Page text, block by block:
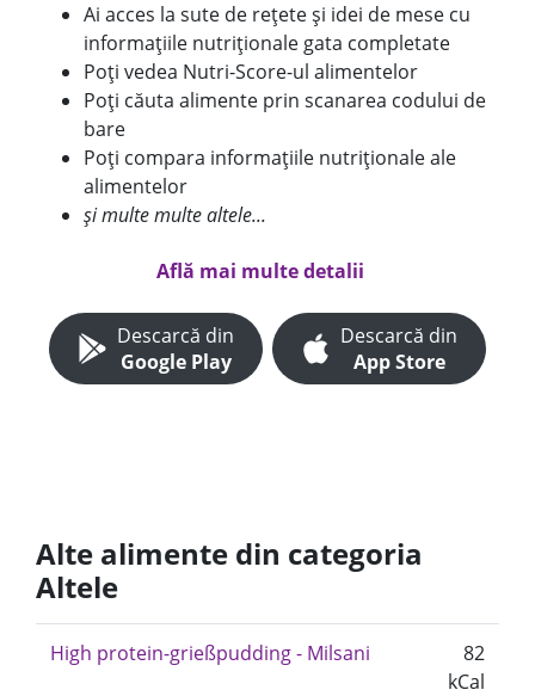
Ai acces la sute de rețete și idei de mese cu
informațiile nutriționale gata completate
Poți vedea Nutri-Score-ul alimentelor
Poți căuta alimente prin scanarea codului de
bare
Poți compara informațiile nutriționale ale
alimentelor
și multe multe altele...
Află mai multe detalii
Descarcă din
Google Play
Descarcă din
App Store
Alte alimente din categoria
Altele
High protein-grießpudding - Milsani
82
kCal